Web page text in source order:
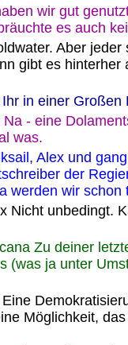
wir gut
es auch
Aber
gibt es hinterher
in einer Großen
Na - eine
was.
Alex und
der
werden wir schon
Nicht unbedingt.
Zu deiner
(was ja unter
Möglichkeit,